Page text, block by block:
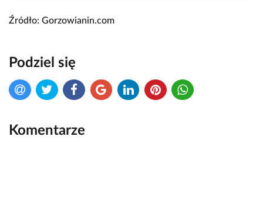
Źródło: Gorzowianin.com
Podziel się
Komentarze